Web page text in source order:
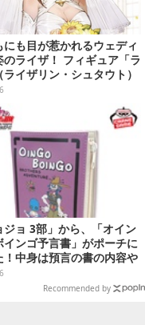
にも目が惹かれるウェディ
のライザ！ フィギュア「ラ
ライザリン・シュタウト）
ングStyle」が8月7日よ
受付開始
ジョ 3部」から、「オイン
インゴ予言書」がポーチに
！中身は預言の書の内容や
柄デザインをプリント
Recommended by